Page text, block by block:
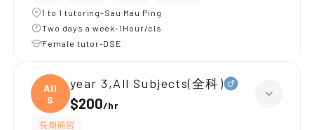
1 to 1 tutoring-Sau Mau Ping
Two days a week-1Hour/cls
Female tutor-DSE
All
S
year 3,All Subjects(全科)
$200/hr
長期補習